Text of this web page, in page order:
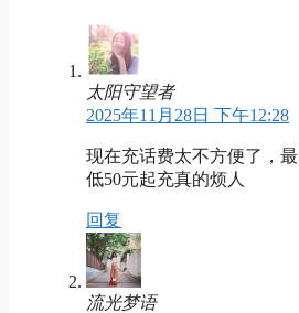
太阳守望者
2025年11月28日 下午12:28
现在充话费太不方便了，最
低50元起充真的烦人
回复
流光梦语